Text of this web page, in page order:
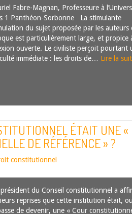
Fabre-Magnan, Professeure à
1 Panthéon-Sorbonne La stimulante
du sujet proposée par les auteurs
est particulièrement large, et propice
ouverte. Le civiliste perçoit pourtant
immédiate : les droits de… Lire la
ÉTAIT UNE «
DE RÉFÉRENCE » ?
constitutionnel
du Conseil constitutionnel a
reprises que cette institution était,
de devenir, une « Cour